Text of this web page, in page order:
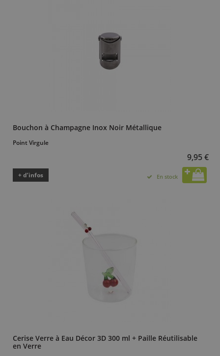
Bouchon à Champagne Inox Noir Métallique
Point Virgule
9,95 €
+ d’infos En stock
Cerise Verre à Eau Décor 3D 300 ml + Paille Réutilisable
en Verre